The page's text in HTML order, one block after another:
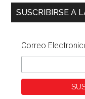
SUSCRIBIRSE A
Correo